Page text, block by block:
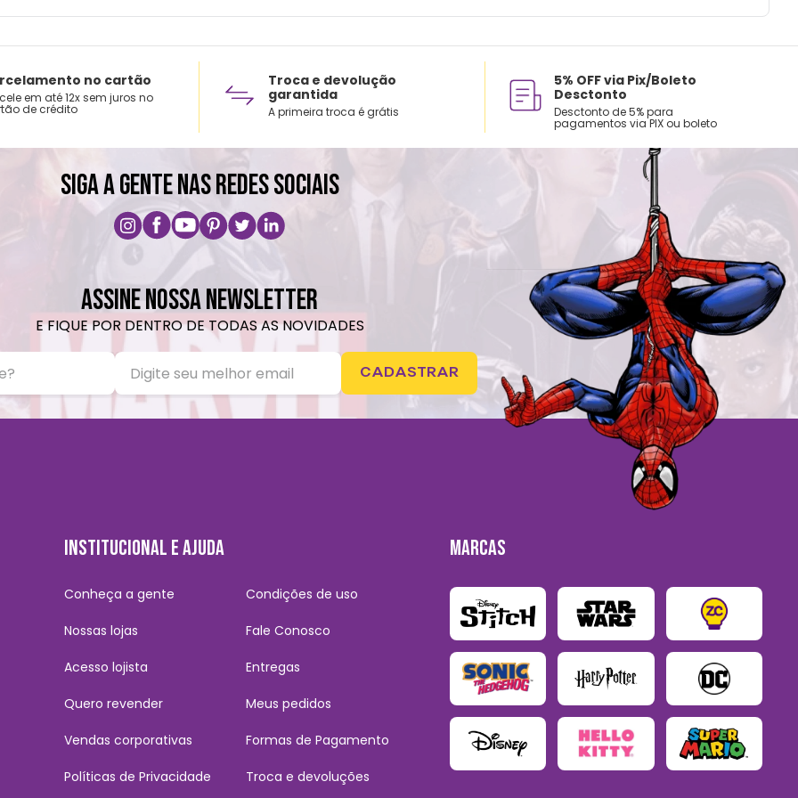
no cartão
em até 12x sem juros no
de crédito
Troca e devolução
garantida
A primeira troca é grátis
5% OFF via Pix/Boleto
Desctonto
Desctonto de 5% para
pagamentos via PIX ou boleto
SIGA A GENTE NAS REDES SOCIAIS
ASSINE NOSSA NEWSLETTER
E FIQUE POR DENTRO DE TODAS AS NOVIDADES
CADASTRAR
INSTITUCIONAL E AJUDA
Conheça a gente
Nossas lojas
Acesso lojista
Quero revender
Vendas corporativas
Políticas de Privacidade
Condições de uso
Fale Conosco
Entregas
Meus pedidos
Formas de Pagamento
Troca e devoluções
MARCAS